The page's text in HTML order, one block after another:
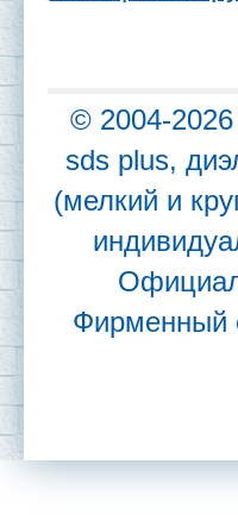
© 2004-
sds plus,
(мелкий и
Фирменный